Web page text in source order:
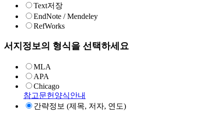
Text저장
EndNote / Mendeley
RefWorks
서지정보의 형식을 선택하세요
MLA
APA
Chicago
참고문헌양식안내
간략정보 (제목, 저자, 연도)